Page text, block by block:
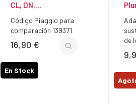
CL, DN,...
Código Piaggio para
comparación 139371
Precio
16,90 €
En Stock
de